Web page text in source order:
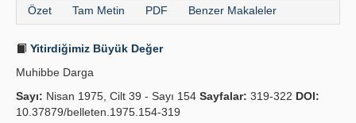
Özet Tam Metin PDF Benzer Makaleler
Yitirdiğimiz Büyük Değer
Muhibbe Darga
Sayı: Nisan 1975, Cilt 39 - Sayı 154 Sayfalar: 319-322 DOI:
10.37879/belleten.1975.154-319